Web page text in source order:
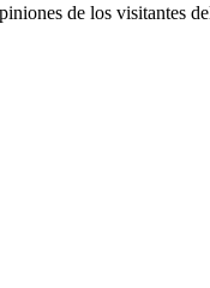
de los visitantes